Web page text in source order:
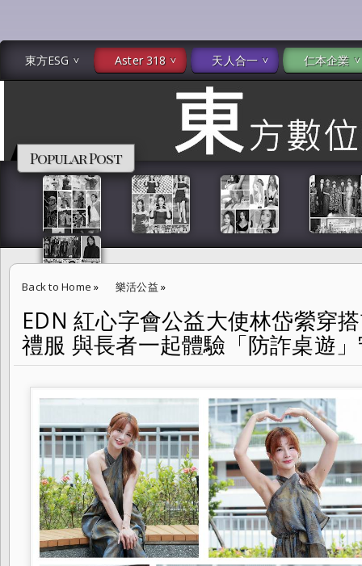
東方ESG Aster 318 天人合一 仁本企業
Popular Post
Back to Home » 樂活公益 »
EDN 紅心字會公益大使林岱縈穿搭胡俊丞設計師「agâru」禮服 與長
EDN 紅心字會公益大使林岱縈穿
禮服 與長者一起體驗「防詐桌遊